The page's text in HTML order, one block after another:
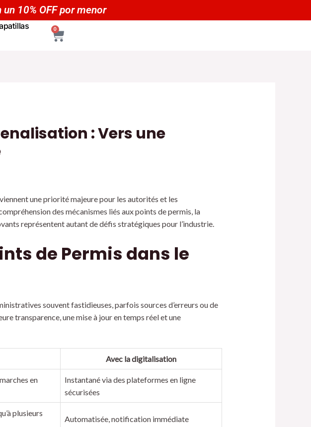
un 20% OFF por menor
0
CART
: Vers une
une priorité majeure pour les autorités et les
des mécanismes liés aux points de permis, la
représentent autant de défis stratégiques pour l’industrie.
de Permis dans le
souvent fastidieuses, parfois sources d’erreurs ou de
transparence, une mise à jour en temps réel et une
Avec la digitalisation
en
Instantané via des plateformes en ligne
sécurisées
plusieurs
Automatisée, notification immédiate